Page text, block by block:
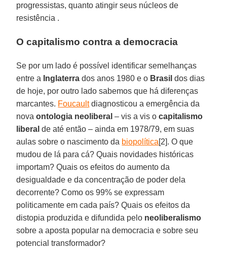
progressistas, quanto atingir seus núcleos de
resistência .
O capitalismo contra a democracia
Se por um lado é possível identificar semelhanças
entre a Inglaterra dos anos 1980 e o Brasil dos dias
de hoje, por outro lado sabemos que há diferenças
marcantes. Foucaultdiagnosticou a emergência da
novaontologia neoliberal – vis a vis ocapitalismo
liberal de até então – ainda em 1978/79, em suas
aulas sobre o nascimento da biopolítica[2]. O que
mudou de lá para cá? Quais novidades históricas
importam? Quais os efeitos do aumento da
desigualdade e da concentração de poder dela
decorrente? Como os 99% se expressam
politicamente em cada país? Quais os efeitos da
distopia produzida e difundida pelo neoliberalismo
sobre a aposta popular na democracia e sobre seu
potencial transformador?